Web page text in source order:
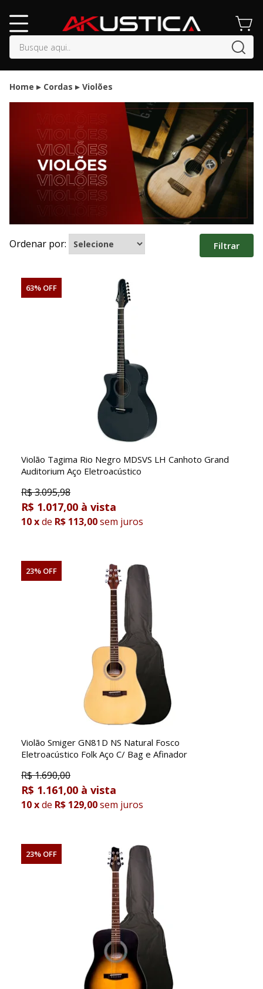
buscar
Home Cordas Violões
Ordenar por: Filtrar
63% OFF
Violão Tagima Rio Negro MDSVS LH Canhoto Grand
Auditorium Aço Eletroacústico
R$3.095,98
R$ 1.017,00
10xde R$ 113,00sem juros
23% OFF
Violão Smiger GN81D NS Natural Fosco
Eletroacústico Folk Aço C/ Bag e Afinador
R$1.690,00
R$ 1.161,00
10xde R$ 129,00sem juros
23% OFF